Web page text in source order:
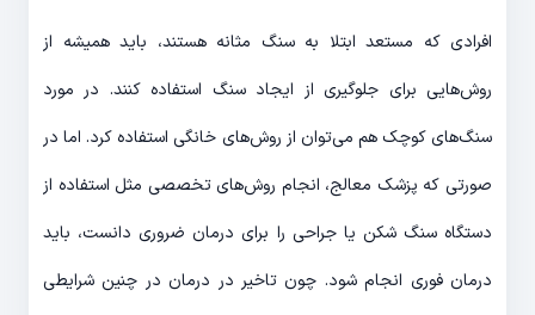
افرادی که مستعد ابتلا به سنگ مثانه هستند، باید همیشه از
روش‌هایی برای جلوگیری از ایجاد سنگ استفاده کنند. در مورد
سنگ‌های کوچک هم می‌توان از روش‌های خانگی استفاده کرد. اما در
صورتی که پزشک معالج، انجام روش‌های تخصصی مثل استفاده از
دستگاه سنگ شکن یا جراحی را برای درمان ضروری دانست، باید
درمان فوری انجام شود. چون تاخیر در درمان در چنین شرایطی